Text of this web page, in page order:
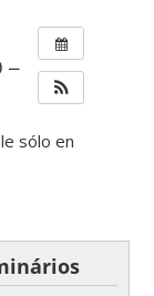
–
sólo en